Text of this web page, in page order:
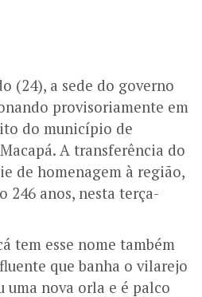
(24), a sede do governo
provisoriamente em
do município de
A transferência do
de homenagem à região,
246 anos, nesta terça-
tem esse nome também
que banha o vilarejo
uma nova orla e é palco